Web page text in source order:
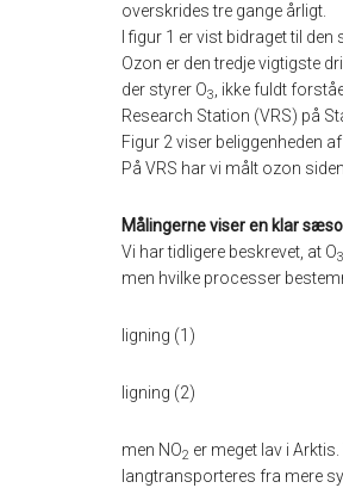
overskrides tre gange årligt.
I figur 1 er vist bidraget til
Ozon er den tredje vigtigste
der styrer O3
, ikke fuldt
Research Station (VRS) på
Figur 2 viser beliggenheden
På VRS har vi målt ozon
Målingerne viser en klar
Vi har tidligere beskrevet, at O3
men hvilke processer
ligning (1)
ligning (2)
men NO2 er meget lav i
langtransporteres fra mere